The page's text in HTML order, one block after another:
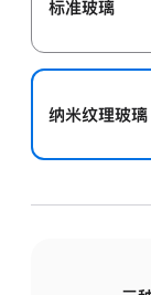
标准玻璃
纳米纹理玻璃